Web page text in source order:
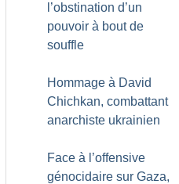
l’obstination d’un
pouvoir à bout de
souffle
Hommage à David
Chichkan, combattant
anarchiste ukrainien
Face à l’offensive
génocidaire sur Gaza,